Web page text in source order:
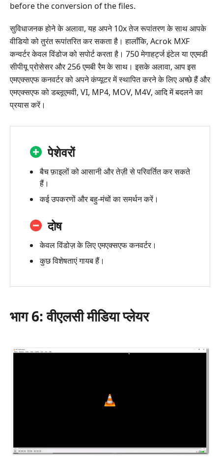
before the conversion of the files.
सुविधाजनक होने के अलावा, यह अपने 10x तेज रूपांतरण के साथ आपके
वीडियो को तुरंत रूपांतरित कर सकता है। हालाँकि, Acrok MXF
कन्वर्टर केवल विंडोज को सपोर्ट करता है। 750 मेगाहर्ट्ज इंटेल या एएमडी
सीपीयू प्रोसेसर और 256 एमबी रैम के साथ। इसके अलावा, आप इस
एमएक्सएफ कनवर्टर को अपने कंप्यूटर में स्थापित करने के लिए अच्छे हैं और
एमएक्सएफ को डब्लूएमवी, VI, MP4, MOV, M4V, आदि में बदलने का
प्रयास करें।
पेशेवरों
बैच फ़ाइलों को आसानी और तेज़ी से परिवर्तित कर सकते
हैं।
कई उपकरणों और बहु-मंचों का समर्थन करें।
दोष
केवल विंडोज़ के लिए एमएक्सएफ कनवर्टर।
कुछ विशेषताएं गायब हैं।
भाग 6: वीएलसी मीडिया प्लेयर